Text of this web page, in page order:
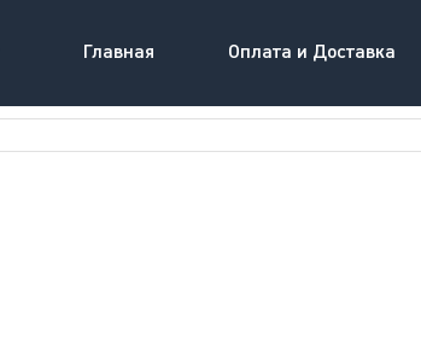
Главная Оплата и Доставка